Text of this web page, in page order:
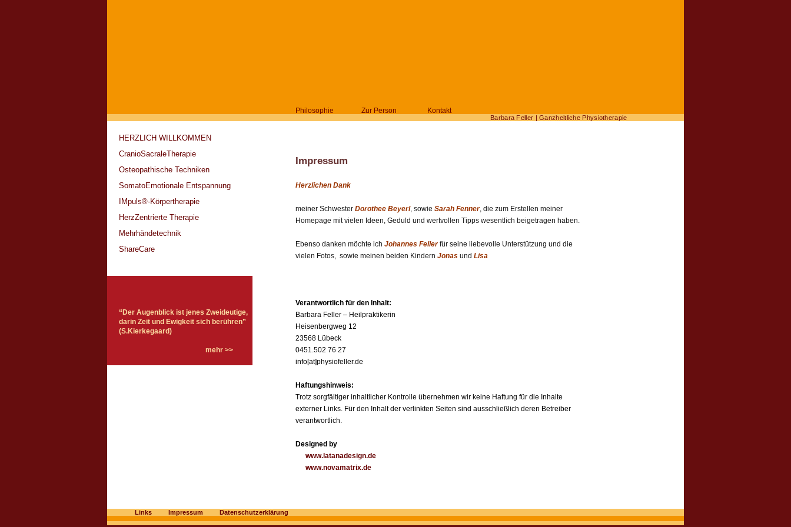
Philosophie Zur Person Kontakt
Barbara Feller | Ganzheitliche Physiotherapie
Impressum
Herzlichen Dank
meiner Schwester Dorothee Beyerl, sowie Sarah Fenner, die zum Erstellen meiner
Homepage mit vielen Ideen, Geduld und wertvollen Tipps wesentlich beigetragen haben.
Ebenso danken möchte ich Johannes Fellerfür seine liebevolle Unterstützung und die
vielen Fotos, sowie meinen beiden Kindern Jonas und Lisa
Verantwortlich für den Inhalt:
Barbara Feller – Heilpraktikerin
Heisenbergweg 12
23568 Lübeck
0451.502 76 27
info[at]physiofeller.de
Haftungshinweis:
Trotz sorgfältiger inhaltlicher Kontrolle übernehmen wir keine Haftung für die Inhalte
externer Links. Für den Inhalt der verlinkten Seiten sind ausschließlich deren Betreiber
verantwortlich.
Designed by
www.latanadesign.de
www.novamatrix.de
HERZLICH WILLKOMMEN
CranioSacraleTherapie
Osteopathische Techniken
SomatoEmotionale Entspannung
IMpuls®-Körpertherapie
HerzZentrierte Therapie
Mehrhändetechnik
ShareCare
“Der Augenblick ist jenes Zweideutige,
darin Zeit und Ewigkeit sich berühren”
(S.Kierkegaard)
mehr >>
Links Impressum Datenschutzerklärung